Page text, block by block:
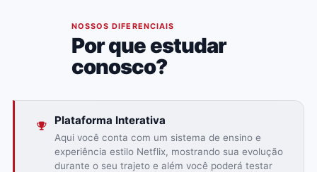
NOSSOS DIFERENCIAIS
Por que estudar
conosco?
Plataforma Interativa
Aqui você conta com um sistema de ensino e
experiência estilo Netflix, mostrando sua evolução
durante o seu trajeto e além você poderá testar